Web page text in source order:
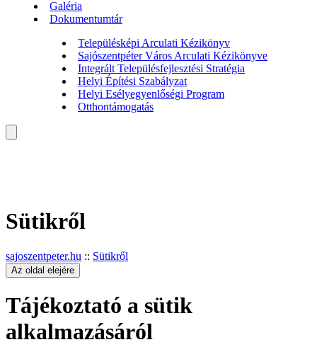
Galéria
Dokumentumtár
Településképi Arculati Kézikönyv
Sajószentpéter Város Arculati Kézikönyve
Integrált Településfejlesztési Stratégia
Helyi Építési Szabályzat
Helyi Esélyegyenlőségi Program
Otthontámogatás
Sütikről
sajoszentpeter.hu :: Sütikről
Az oldal elejére
Tájékoztató a sütik
alkalmazásáról